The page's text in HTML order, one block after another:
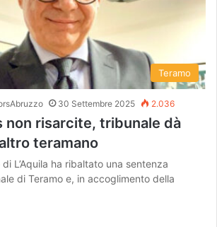
Teramo
30 Settembre 2025 2.036
non risarcite, tribunale dà
teramano
L’Aquila ha ribaltato una sentenza
di Teramo e, in accoglimento della